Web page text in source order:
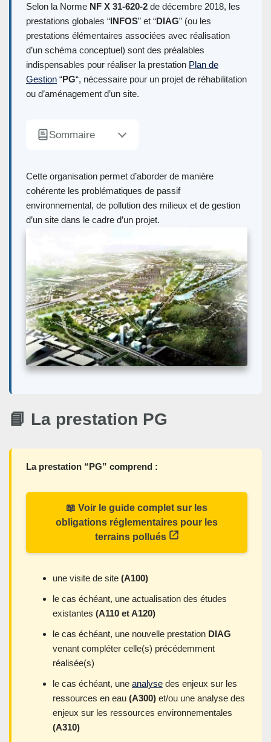
Selon la Norme NF X 31-620-2 de décembre 2018, les
prestations globales “INFOS” et “DIAG” (ou les
prestations élémentaires associées avec réalisation
d’un schéma conceptuel) sont des préalables
indispensables pour réaliser la prestation Plan de
Gestion “PG“, nécessaire pour un projet de réhabilitation
ou d’aménagement d’un site.
Sommaire
Cette organisation permet d’aborder de manière
cohérente les problématiques de passif
environnemental, de pollution des milieux et de gestion
d’un site dans le cadre d’un projet.
📘 La prestation PG
La prestation “PG” comprend :
📖 Voir le guide complet sur les
obligations réglementaires pour les
terrains pollués
une visite de site (A100)
le cas échéant, une actualisation des études
existantes (A110 et A120)
le cas échéant, une nouvelle prestation DIAG
venant compléter celle(s) précédemment
réalisée(s)
le cas échéant, une analyse des enjeux sur les
ressources en eau (A300) et/ou une analyse des
enjeux sur les ressources environnementales
(A310)